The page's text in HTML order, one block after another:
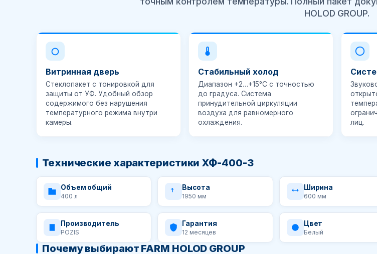
HOLOD GROUP.
Витринная дверь
Стеклопакет с тонировкой для
защиты от УФ. Удобный обзор
содержимого без нарушения
температурного режима внутри
камеры.
Стабильный холод
Диапазон +2…+15°C с точностью
до градуса. Система
принудительной циркуляции
воздуха для равномерного
охлаждения.
лиц.
Технические характеристики ХФ-400-3
Объем общий
400 л
Высота
1950 мм
Ширина
600 мм
Производитель
POZIS
Гарантия
12 месяцев
Цвет
Белый
Почему выбирают FARM HOLOD GROUP